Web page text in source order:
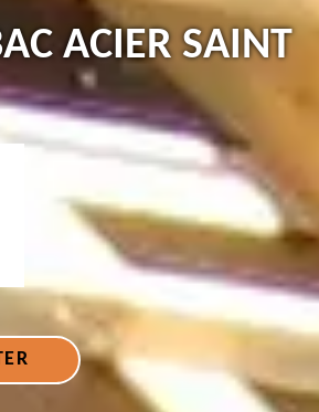
ACIER SAINT